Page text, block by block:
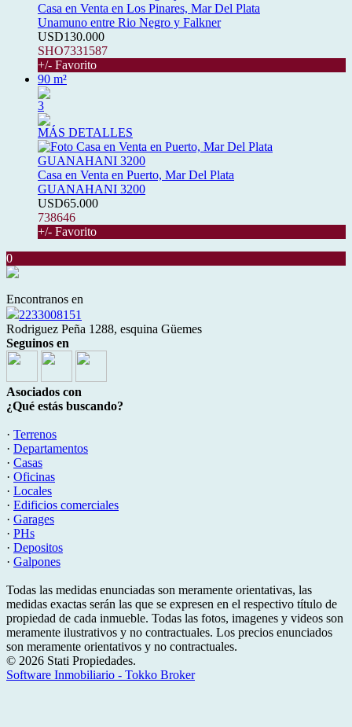
Casa en Venta en Los Pinares, Mar Del Plata
Unamuno entre Rio Negro y Falkner
USD130.000
SHO7331587
+/- Favorito
90 m²
3
MÁS DETALLES
Casa en Venta en Puerto, Mar Del Plata
GUANAHANI 3200
USD65.000
738646
+/- Favorito
0
Encontranos en
2233008151
Rodriguez Peña 1288, esquina Güemes
Seguinos en
Asociados con
¿Qué estás buscando?
· Terrenos
· Departamentos
· Casas
· Oficinas
· Locales
· Edificios comerciales
· Garages
· PHs
· Depositos
· Galpones
Todas las medidas enunciadas son meramente orientativas, las
medidas exactas serán las que se expresen en el respectivo título de
propiedad de cada inmueble. Todas las fotos, imagenes y videos son
meramente ilustrativos y no contractuales. Los precios enunciados
son meramente orientativos y no contractuales.
© 2026 Stati Propiedades.
Software Inmobiliario - Tokko Broker